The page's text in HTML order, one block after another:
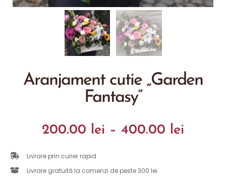
Aranjament cutie „Garden
Fantasy”
200.00 lei – 400.00 lei
Livrare prin curier rapid
Livrare gratuită la comenzi de peste 300 lei